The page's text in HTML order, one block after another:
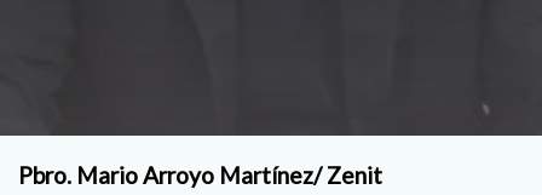
Pbro. Mario Arroyo Martínez/ Zenit